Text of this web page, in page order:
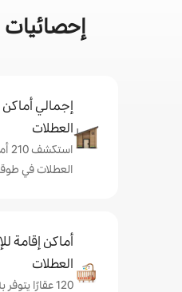
إجمالي أماكن
العطلات
العطلات في
أماكن إقامة
العطلات
120 عقارًا